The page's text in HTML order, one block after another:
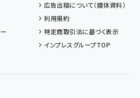
広告出稿について（媒体資料）
利用規約
特定商取引法に基づく表示
インプレスグループTOP